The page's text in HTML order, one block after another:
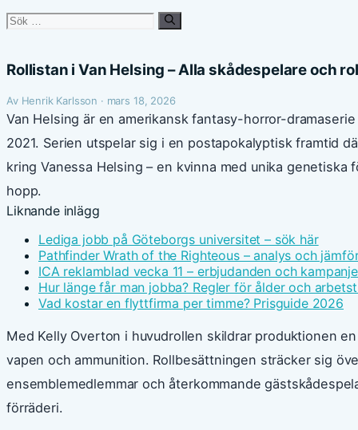
Sök
Rollistan i Van Helsing – Alla skådespelare och
Av Henrik Karlsson · mars 18, 2026
Van Helsing är en amerikansk fantasy-horror-
2021. Serien utspelar sig i en postapokalyptisk framtid
kring Vanessa Helsing – en kvinna med unika
hopp.
Liknande inlägg
Lediga jobb på Göteborgs universitet – sök här
Pathfinder Wrath of the Righteous – analys och
ICA reklamblad vecka 11 – erbjudanden och
Hur länge får man jobba? Regler för ålder och
Vad kostar en flyttfirma per timme? Prisguide 2026
Med Kelly Overton i huvudrollen skildrar produktionen
vapen och ammunition. Rollbesättningen sträcker sig
ensemblemedlemmar och återkommande
förräderi.